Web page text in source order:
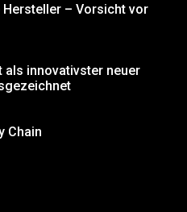
– Vorsicht vor
als innovativster neuer
Chain